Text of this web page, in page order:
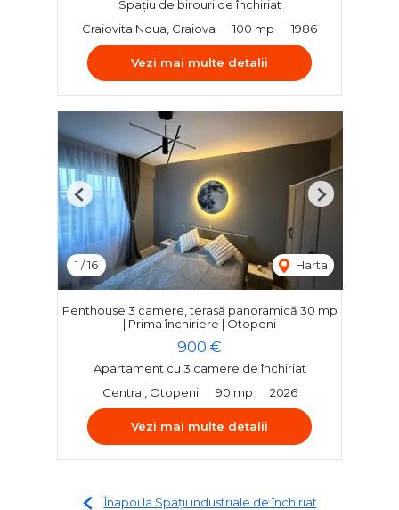
Spațiu de birouri de închiriat
Craiovita Noua, Craiova
100 mp 1986
Vezi mai multe detalii
1 /16 Harta
Previous Next
Penthouse 3 camere, terasă panoramică 30 mp
| Prima închiriere | Otopeni
900 €
Apartament cu 3 camere de închiriat
Central, Otopeni
90 mp 2026
Vezi mai multe detalii
Înapoi la Spații industriale de închiriat